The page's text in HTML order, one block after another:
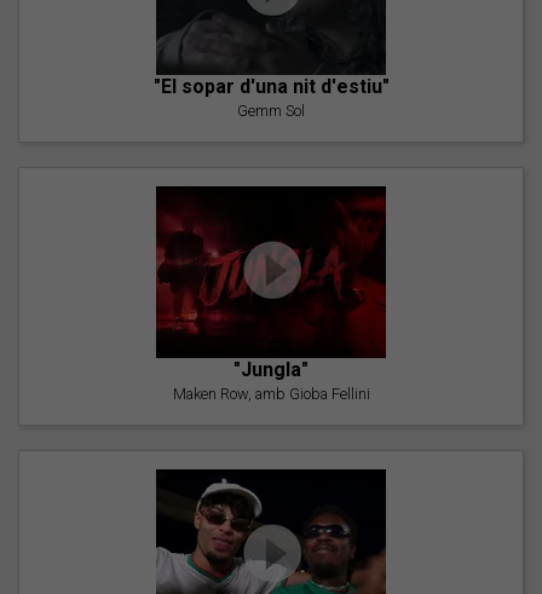
"El sopar d'una nit d'estiu"
Gemm Sol
"Jungla"
Maken Row, amb Gioba Fellini